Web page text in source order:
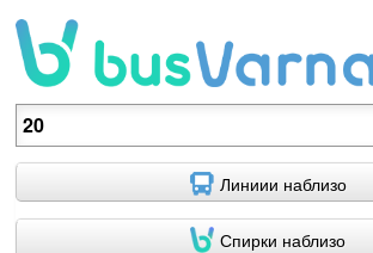
Потърсете спирка или линия.
Линиии наблизо
Спирки наблизо